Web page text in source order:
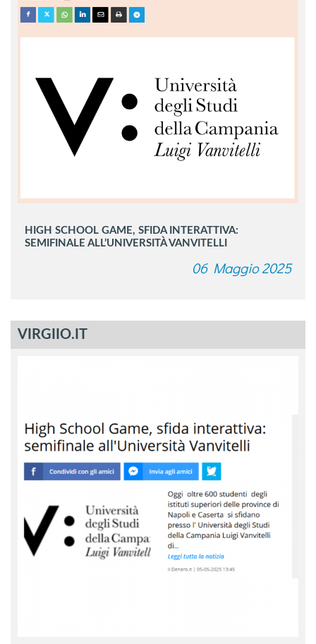
HIGH SCHOOL GAME, SFIDA INTERATTIVA:
SEMIFINALE ALL’UNIVERSITÀ VANVITELLI
06 Maggio 2025
VIRGIIO.IT